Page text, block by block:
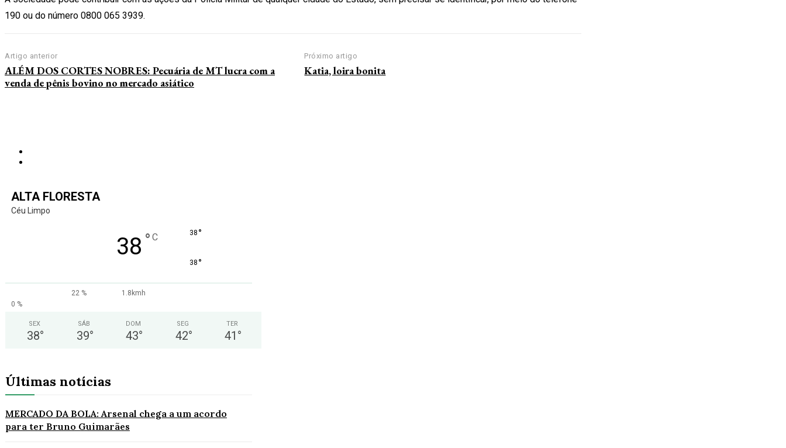
190 ou do número 0800 065 3939.
Artigo anterior
ALÉM DOS CORTES NOBRES: Pecuária de MT lucra com a
venda de pênis bovino no mercado asiático
Próximo artigo
Katia, loira bonita
ALTA FLORESTA
Céu Limpo
38 ° C 38 °
38 °
22 %
1.8kmh
0 %
SEX
38°
SÁB
39°
DOM
43°
SEG
42°
TER
41 °
Últimas notícias
MERCADO DA BOLA: Arsenal chega a um acordo
para ter Bruno Guimarães